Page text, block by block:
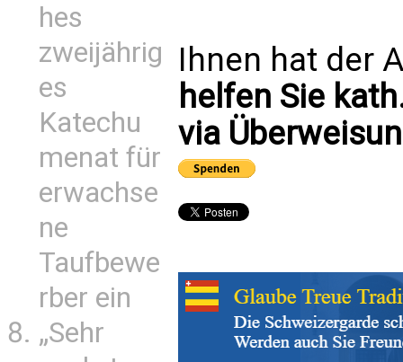
hes
zweijährig
es
Katechu
menat für
erwachse
ne
Taufbewe
rber ein
„Sehr
Ihnen hat der
helfen Sie
via